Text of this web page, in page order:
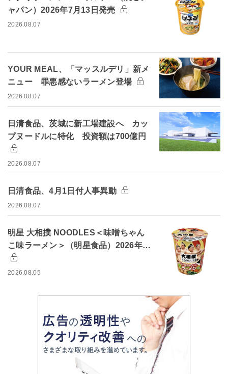
ャパン）2026年7月13日発売
2026.08.07
YOUR MEAL、「マッスルデリ」新メ
ニュー 罪悪感ないラーメン登場
2026.08.07
日清食品、茨城に新工場建設へ カッ
プヌードルに特化 投資額は700億円
2026.08.07
日清食品、4月1日付人事異動
2026.08.07
明星 大相撲 NOODLES＜味噌ちゃん
こ味ラーメン＞（明星食品）2026年…
2026.08.05